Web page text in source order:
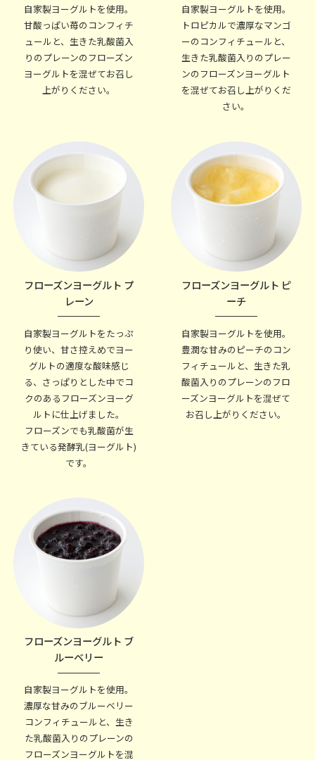
自家製ヨーグルトを使用。
甘酸っぱい苺のコンフィチ
ュールと、生きた乳酸菌入
りのプレーンのフローズン
ヨーグルトを混ぜてお召し
上がりください。
自家製ヨーグルトを使用。
トロピカルで濃厚なマンゴ
ーのコンフィチュールと、
生きた乳酸菌入りのプレー
ンのフローズンヨーグルト
を混ぜてお召し上がりくだ
さい。
フローズンヨーグルト プ
レーン
自家製ヨーグルトをたっぷ
り使い、甘さ控えめでヨー
グルトの適度な酸味感じ
る、さっぱりとした中でコ
クのあるフローズンヨーグ
ルトに仕上げました。
フローズンでも乳酸菌が生
きている発酵乳(ヨーグルト)
です。
フローズンヨーグルト ピ
ーチ
自家製ヨーグルトを使用。
豊潤な甘みのピーチのコン
フィチュールと、生きた乳
酸菌入りのプレーンのフロ
ーズンヨーグルトを混ぜて
お召し上がりください。
フローズンヨーグルト ブ
ルーベリー
自家製ヨーグルトを使用。
濃厚な甘みのブルーベリー
コンフィチュールと、生き
た乳酸菌入りのプレーンの
フローズンヨーグルトを混